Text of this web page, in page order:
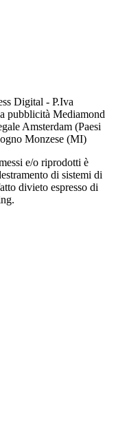
Digital - P.Iva
pubblicità Mediamond
Amsterdam (Paesi
Monzese (MI)
e/o riprodotti è
di sistemi di
divieto espresso di